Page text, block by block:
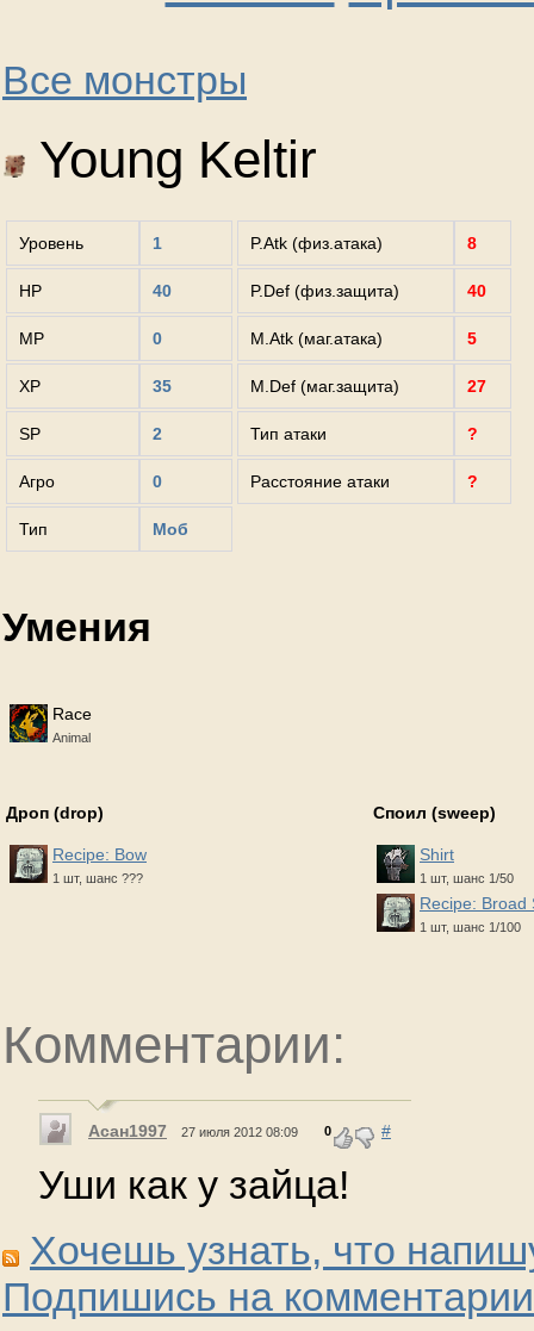
Все монстры
Young Keltir
Уровень 1
HP 40
MP 0
XP 35
SP 2
Агро 0
Тип Моб
P.Atk (физ.атака) 8
P.Def (физ.защита) 40
M.Atk (маг.атака) 5
M.Def (маг.защита) 27
Тип атаки ?
Расстояние атаки ?
Умения
Race
Animal
Дроп (drop)
Recipe: Bow
1 шт, шанс ???
Споил (sweep)
Shirt
1 шт, шанс 1/50
Recipe: Broad
1 шт, шанс 1/100
Комментарии:
Асан1997 27 июля 2012 08:09 0 #
Уши как у зайца!
Хочешь узнать, что
Подпишись на